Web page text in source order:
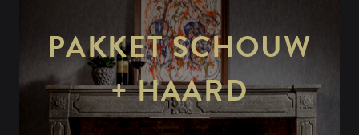
PAKKET SCHOUW
+ HAARD